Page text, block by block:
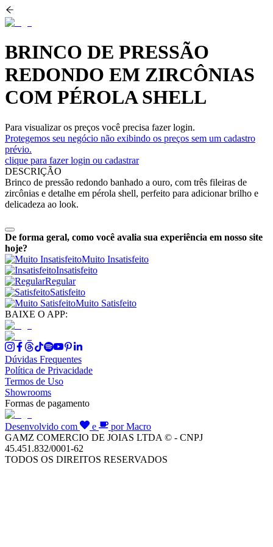
BRINCO DE PRESSÃO
REDONDO EM ZIRCÔNIAS
COM PÉROLA SHELL
Para visualizar os preços você precisa fazer login.
Protegemos seu negócio não exibindo os preços sem um cadastro
prévio.
clique para fazer login ou cadastrar
DESCRIÇÃO
Brinco de pressão redondo banhado a ouro, com três fileiras de
zircônias e detalhe em pérola shell, perfeito para adicionar brilho e
delicadeza ao look.
De forma geral, como você avalia sua experiência em nosso site
hoje?
Muito Insatisfeito
Insatisfeito
Regular
Satisfeito
Muito Satisfeito
BAIXE O APP:
Dúvidas Frequentes
Política de Privacidade
Termos de Uso
Showrooms
Formas de pagamento
Desenvolvido com e
por Macro
GAMZ COMERCIO DE JOIAS LTDA © - CNPJ
45.451.832/0001-62
TODOS OS DIREITOS RESERVADOS